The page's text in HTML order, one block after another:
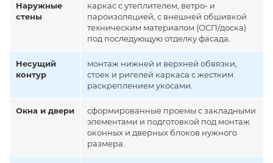
Наружные
стены
каркас с утеплителем, ветро- и
пароизоляцией, с внешней обшивкой
техническим материалом (ОСП/доска)
под последующую отделку фасада.
Несущий
контур
монтаж нижней и верхней обвязки,
стоек и ригелей каркаса с жестким
раскреплением укосами.
Окна и двери
сформированные проемы с закладными
элементами и подготовкой под монтаж
оконных и дверных блоков нужного
размера.